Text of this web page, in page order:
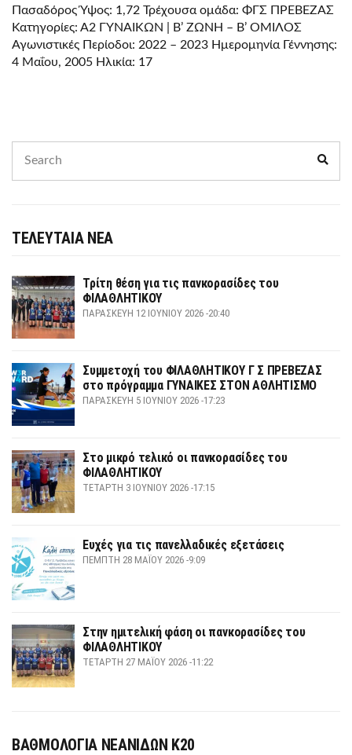
Πασαδόρος Ύψος: 1,72 Τρέχουσα ομάδα: ΦΓΣ ΠΡΕΒΕΖΑΣ
Κατηγορίες: Α2 ΓΥΝΑΙΚΩΝ | Β’ ΖΩΝΗ – Β’ ΟΜΙΛΟΣ
Αγωνιστικές Περίοδοι: 2022 – 2023 Ημερομηνία Γέννησης:
4 Μαΐου, 2005 Ηλικία: 17
for:
ΤΕΛΕΥΤΑΙΑ ΝΕΑ
Τρίτη θέση για τις πανκορασίδες του
ΦΙΛΑΘΛΗΤΙΚΟΥ
ΠΑΡΑΣΚΕΥΉ 12 ΙΟΥΝΊΟΥ 2026 -20:40
Συμμετοχή του ΦΙΛΑΘΛΗΤΙΚΟΥ Γ Σ ΠΡΕΒΕΖΑΣ
στο πρόγραμμα ΓΥΝΑΙΚΕΣ ΣΤΟΝ ΑΘΛΗΤΙΣΜΟ
ΠΑΡΑΣΚΕΥΉ 5 ΙΟΥΝΊΟΥ 2026 -17:23
Στο μικρό τελικό οι πανκορασίδες του
ΦΙΛΑΘΛΗΤΙΚΟΥ
ΤΕΤΆΡΤΗ 3 ΙΟΥΝΊΟΥ 2026 -17:15
Ευχές για τις πανελλαδικές εξετάσεις
ΠΈΜΠΤΗ 28 ΜΑΪ́ΟΥ 2026 -9:09
Στην ημιτελική φάση οι πανκορασίδες του
ΦΙΛΑΘΛΗΤΙΚΟΥ
ΤΕΤΆΡΤΗ 27 ΜΑΪ́ΟΥ 2026 -11:22
ΒΑΘΜΟΛΟΓΙΑ ΝΕΑΝΙΔΩΝ Κ20